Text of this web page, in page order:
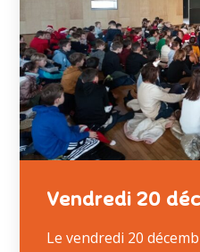
Vendredi 20
Le vendredi 20